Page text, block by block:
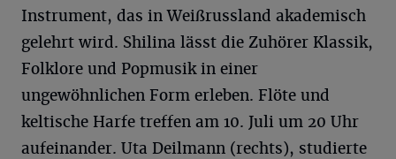
Instrument, das in Weißrussland akademisch
gelehrt wird. Shilina lässt die Zuhörer Klassik,
Folklore und Popmusik in einer
ungewöhnlichen Form erleben. Flöte und
keltische Harfe treffen am 10. Juli um 20 Uhr
aufeinander. Uta Deilmann (rechts), studierte